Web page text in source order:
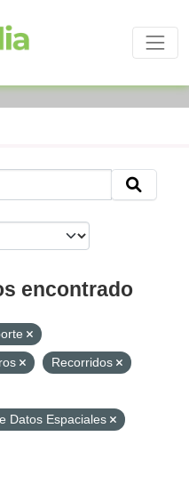
encontrado
Recorridos
Datos Espaciales